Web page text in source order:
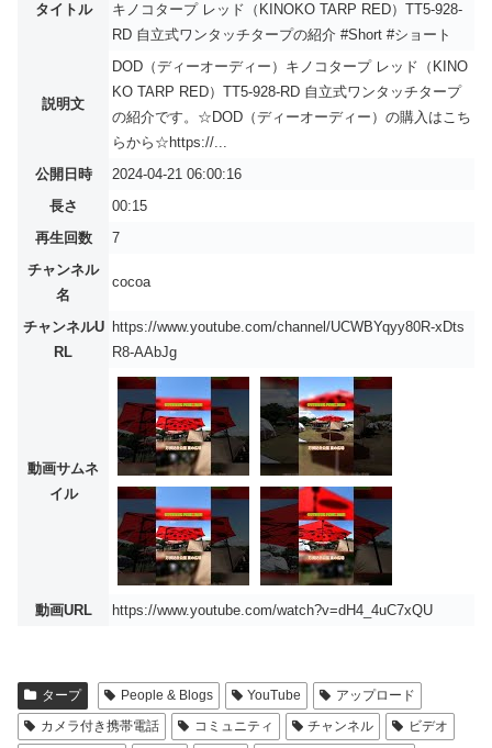
タイトル
キノコタープ レッド（KINOKO TARP RED）TT5-928-
RD 自立式ワンタッチタープの紹介 #Short #ショート
説明文
DOD（ディーオーディー）キノコタープ レッド（KINO
KO TARP RED）TT5-928-RD 自立式ワンタッチタープ
の紹介です。☆DOD（ディーオーディー）の購入はこち
らから☆https://...
公開日時
2024-04-21 06:00:16
長さ
00:15
再生回数
7
チャンネル
名
cocoa
チャンネルU
RL
https://www.youtube.com/channel/UCWBYqyy80R-xDts
R8-AAbJg
動画サムネ
イル
動画URL https://www.youtube.com/watch?v=dH4_4uC7xQU
タープ People & Blogs YouTube
アップロード
カメラ付き携帯電話
コミュニティ チャンネル
ビデオ